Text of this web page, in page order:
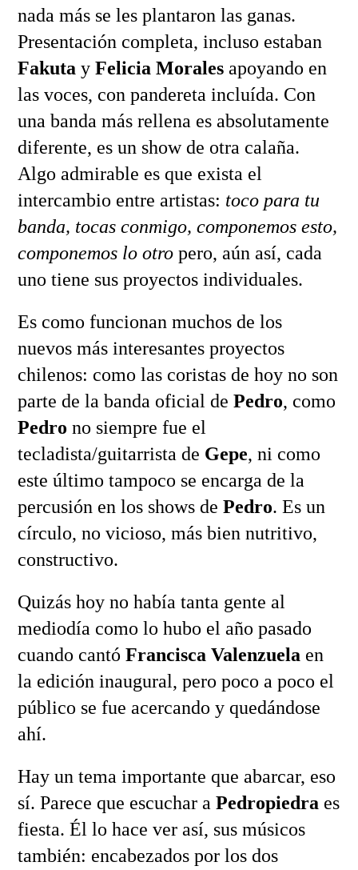
nada más se les plantaron las ganas.
Presentación completa, incluso estaban
Fakuta y Felicia Moralesapoyando en
las voces, con pandereta incluída. Con
una banda más rellena es absolutamente
diferente, es un show de otra calaña.
Algo admirable es que exista el
intercambio entre artistas: toco para tu
banda, tocas conmigo, componemos esto,
componemos lo otropero, aún así, cada
uno tiene sus proyectos individuales.
Es como funcionan muchos de los
nuevos más interesantes proyectos
chilenos: como las coristas de hoy no son
parte de la banda oficial de Pedro, como
Pedro no siempre fue el
tecladista/guitarrista de Gepe, ni como
este último tampoco se encarga de la
percusión en los shows de Pedro. Es un
círculo, no vicioso, más bien nutritivo,
constructivo.
Quizás hoy no había tanta gente al
mediodía como lo hubo el año pasado
cuando cantó Francisca Valenzuela en
la edición inaugural, pero poco a poco el
público se fue acercando y quedándose
ahí.
Hay un tema importante que abarcar, eso
sí. Parece que escuchar a Pedropiedra es
fiesta. Él lo hace ver así, sus músicos
también: encabezados por los dos